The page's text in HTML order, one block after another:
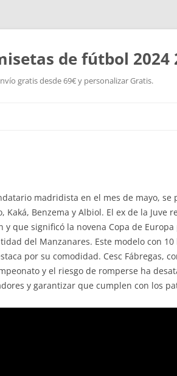
de fútbol 2024
gratis desde 69€ y personalizar Gratis.
madridista en el mes de mayo,
Benzema y Albiol. El ex de la Juve
y que significó la novena Copa de
del Manzanares. Este modelo con
por su comodidad. Cesc Fábregas,
y el riesgo de romperse ha
y garantizar que cumplen con los